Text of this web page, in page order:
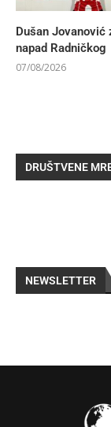
Dušan Jovanović
napad Radničkog
07/08/2026
DRUŠTVENE
NEWSLETTER